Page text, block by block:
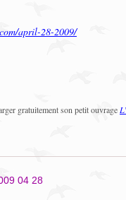
april-28-2009/
gratuitement son petit ouvrage
04 28